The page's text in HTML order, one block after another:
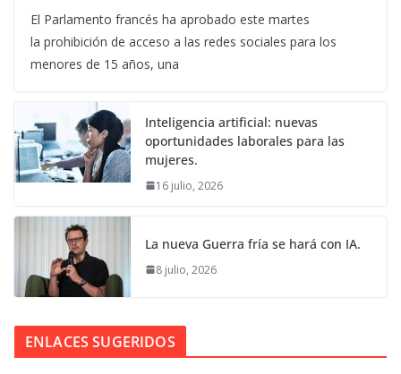
El Parlamento francés ha aprobado este martes
la prohibición de acceso a las redes sociales para los
menores de 15 años, una
Inteligencia artificial: nuevas
oportunidades laborales para las
mujeres.
16 julio, 2026
La nueva Guerra fría se hará con IA.
8 julio, 2026
ENLACES SUGERIDOS